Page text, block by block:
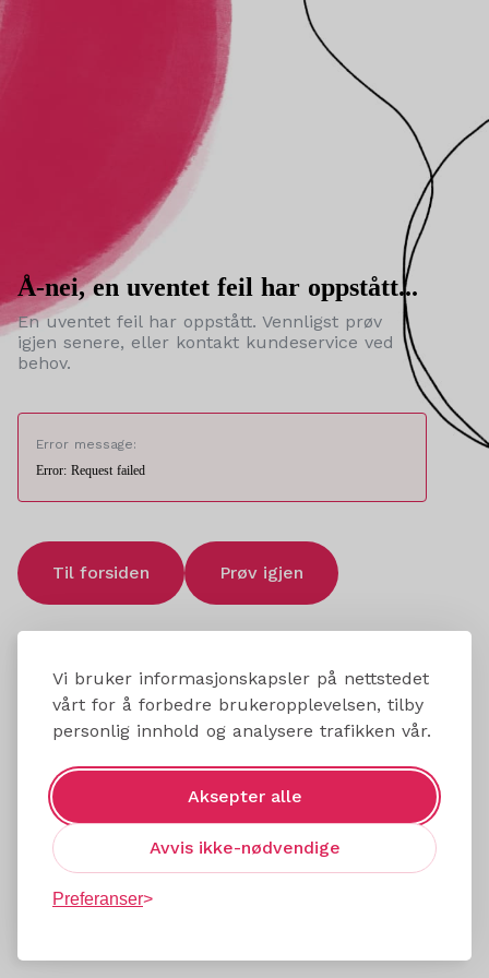
Vi bruker informasjonskapsler på nettstedet
vårt for å forbedre brukeropplevelsen, tilby
personlig innhold og analysere trafikken vår.
Aksepter alle
Avvis ikke-nødvendige
Preferanser
Å-nei, en uventet feil har oppstått...
En uventet feil har oppstått. Vennligst prøv
igjen senere, eller kontakt kundeservice ved
behov.
Error message:
Error: Request failed
Til forsiden Prøv igjen